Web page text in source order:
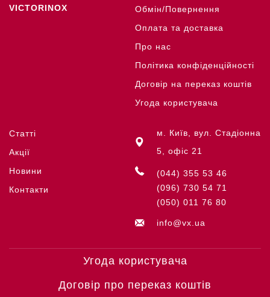
VICTORINOX
Обмін/Повернення
Оплата та доставка
Про нас
Політика конфіденційності
Договір на переказ коштів
Угода користувача
Статті
Акції
Новини
Контакти
м. Київ, вул. Стадіонна
5, офіс 21
(044) 355 53 46
(096) 730 54 71
(050) 011 76 80
info@vx.ua
Угода користувача
Договір про переказ коштів